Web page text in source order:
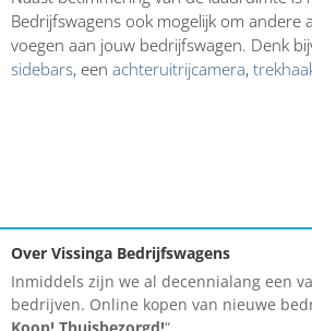
Bedrijfswagens ook mogelijk om andere
voegen aan jouw bedrijfswagen. Denk
sidebars, een achteruitrijcamera,
Over Vissinga Bedrijfswagens
Inmiddels zijn we al decennialang een
bedrijven. Online kopen van nieuwe